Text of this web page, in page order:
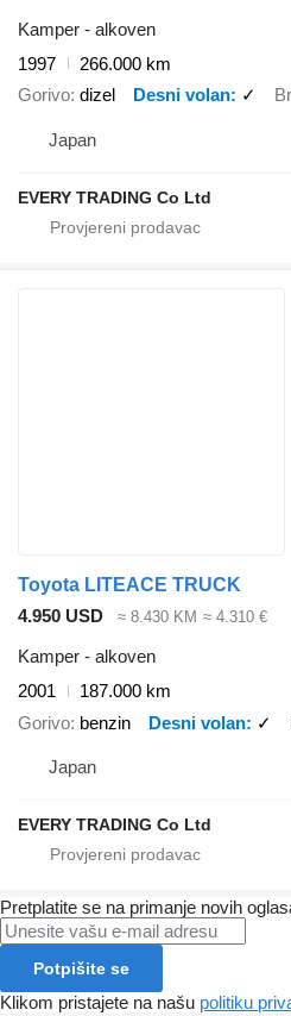
Kamper - alkoven
1997
266.000 km
Gorivo dizel Desni volan ✓
Japan
EVERY TRADING Co Ltd
Toyota LITEACE TRUCK
4.950 USD
≈ 8.430 KM ≈ 4.310 €
Kamper - alkoven
2001
187.000 km
Gorivo benzin Desni volan ✓
Japan
EVERY TRADING Co Ltd
Pretplatite se na primanje novih
Potpišite se
Klikom pristajete na našu politiku